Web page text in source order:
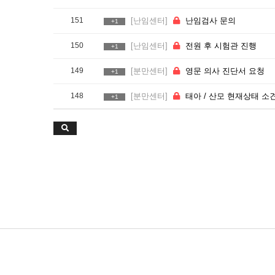
151 +1 [난임센터] 난임검사 문의
150 +1 [난임센터] 전원 후 시험관 진행
149 +1 [분만센터] 영문 의사 진단서 요청
148 +1 [분만센터] 태아 / 산모 현재상태 소견서 발급 요